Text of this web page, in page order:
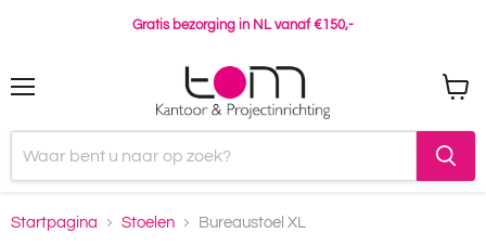
Gratis bezorging in NL vanaf €150,-
Startpagina Stoelen Bureaustoel XL